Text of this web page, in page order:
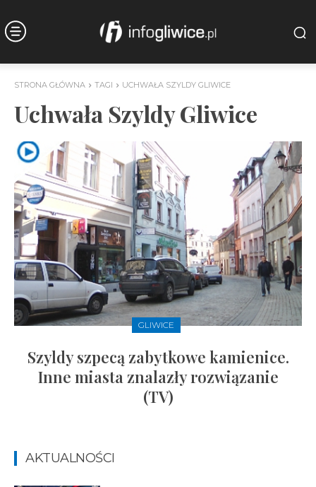
STRONA GŁÓWNA TAGI UCHWAŁA SZYLDY GLIWICE
Uchwała Szyldy Gliwice
GLIWICE
Szyldy szpecą zabytkowe kamienice.
Inne miasta znalazły rozwiązanie
(TV)
AKTUALNOŚCI